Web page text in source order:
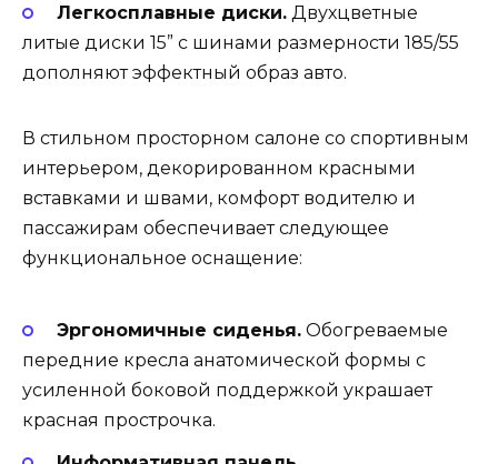
Легкосплавные диски.Двухцветные
литые диски 15” с шинами размерности 185/55
дополняют эффектный образ авто.
В стильном просторном салоне со спортивным
интерьером, декорированном красными
вставками и швами, комфорт водителю и
пассажирам обеспечивает следующее
функциональное оснащение:
Эргономичные сиденья.Обогреваемые
передние кресла анатомической формы с
усиленной боковой поддержкой украшает
красная прострочка.